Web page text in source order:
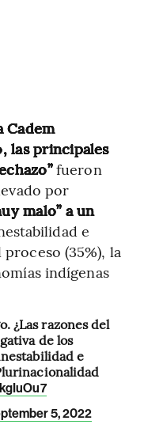
Cadem
las principales
fueron
por
malo” a un
e
(35%), la
indígenas
¿Las razones del
de los
e
5, 2022